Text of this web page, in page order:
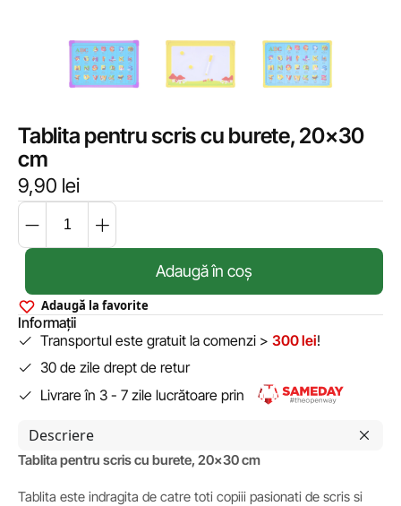
Tablita pentru scris cu burete, 20×30
cm
9,90 lei
Adaugă în coș
Adaugă la favorite
Informații
Transportul este gratuit la comenzi > 300 lei!
30 de zile drept de retur
Livrare în 3 - 7 zile lucrătoare prin
Descriere
Tablita pentru scris cu burete, 20×30 cm
Tablita este indragita de catre toti copiii pasionati de scris si